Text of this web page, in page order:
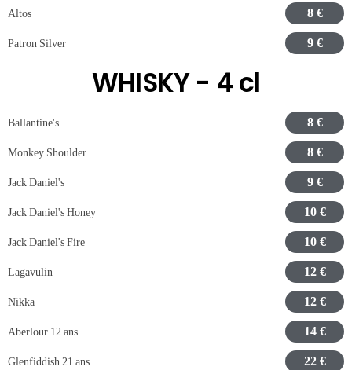
Altos 8 €
Patron Silver 9 €
WHISKY - 4 cl
Ballantine's 8 €
Monkey Shoulder 8 €
Jack Daniel's 9 €
Jack Daniel's Honey 10 €
Jack Daniel's Fire 10 €
Lagavulin 12 €
Nikka 12 €
Aberlour 12 ans 14 €
Glenfiddish 21 ans 22 €